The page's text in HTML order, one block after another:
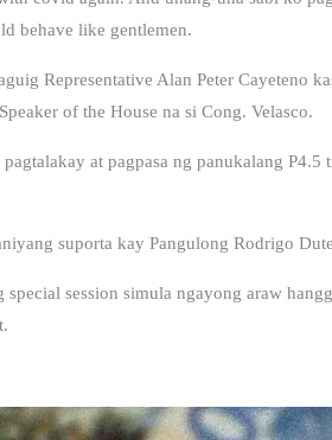
behave like gentlemen.
Representative Alan Peter Cayeteno
of the House na si Cong. Velasco.
at pagpasa ng panukalang P4.5
suporta kay Pangulong Rodrigo
session simula ngayong araw